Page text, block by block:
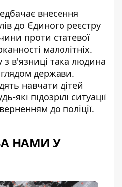
внесення
до Єдиного реєстру
проти статевої
малолітніх.
з в'язниці така людина
держави.
навчати дітей
які підозрілі ситуації
до поліції.
НАМИ У